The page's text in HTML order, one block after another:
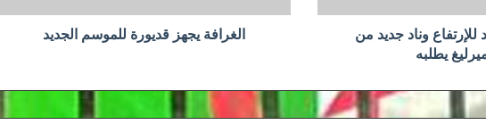
للإرتفاع وناد جديد من
يطلبه
الغرافة يجهز قديورة للموسم الجديد